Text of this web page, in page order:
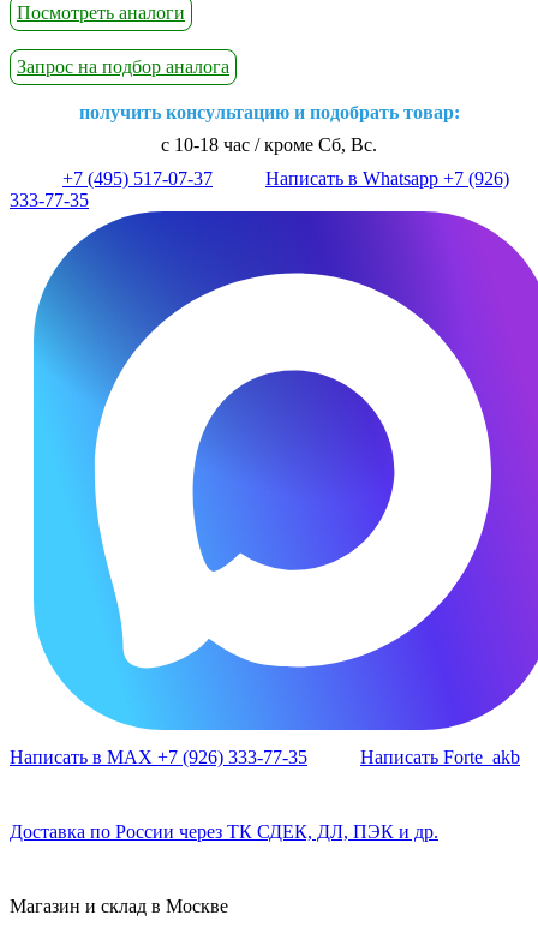
Посмотреть аналоги
Запрос на подбор аналога
получить консультацию и подобрать товар:
с 10-18 час / кроме Сб, Вс.
+7 (495) 517-07-37
Написать в Whatsapp +7 (926)
333-77-35
Написать в MAX +7 (926) 333-77-35 Написать Forte_akb
Доставка по России через ТК СДЕК, ДЛ, ПЭК и др.
Магазин и склад в Москве